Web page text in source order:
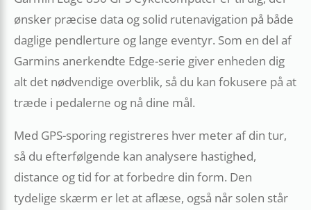
ønsker præcise data og solid rutenavigation på både
daglige pendler­ture og lange eventyr. Som en del af
Garmins anerkendte Edge-serie giver enheden dig
alt det nødvendige overblik, så du kan fokusere på at
træde i pedalerne og nå dine mål.
Med GPS-sporing registreres hver meter af din tur,
så du efterfølgende kan analysere hastighed,
distance og tid for at forbedre din form. Den
tydelige skærm er let at aflæse, også når solen står